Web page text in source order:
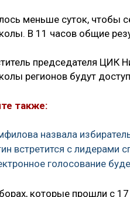
меньше суток, чтобы
В 11 часов общие
председателя ЦИК
регионов будут
также:
назвала
встретится с лидерами
голосование
которые прошли с